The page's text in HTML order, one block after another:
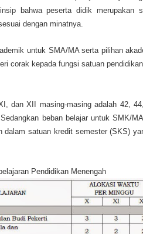
bahwa peserta didik merupakan
dengan minatnya.
untuk SMA/MA serta pilihan
corak kepada fungsi satuan
dan XII masing-masing adalah 42,
beban belajar untuk SMK/
dalam satuan kredit semester (SKS)
Pendidikan Menengah